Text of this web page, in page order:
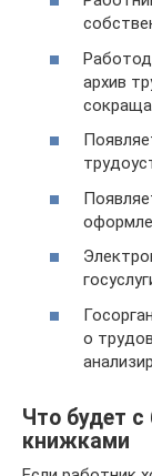
архив
о
Что будет
книжками